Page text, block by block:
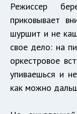
Режиссер
приковывает
шуршит и не
свое дело: на
оркестровое
упиваешься и
как можно